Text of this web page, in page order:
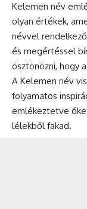
Kelemen név
olyan értékek,
névvel
és megértéssel
ösztönözni, hogy
A Kelemen név
folyamatos
emlékeztetve
lélekből fakad.